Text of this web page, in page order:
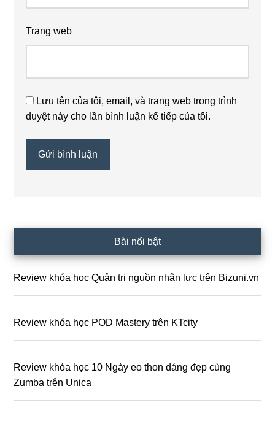
Trang web
Lưu tên của tôi, email, và trang web trong trình
duyệt này cho lần bình luận kế tiếp của tôi.
chính
Bài nổi bật
Review khóa học Quản trị nguồn nhân lực trên Bizuni.vn
Review khóa học POD Mastery trên KTcity
Review khóa học 10 Ngày eo thon dáng đẹp cùng
Zumba trên Unica